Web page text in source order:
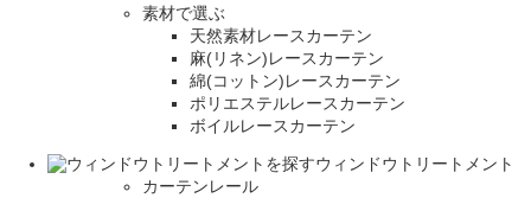
素材で選ぶ
天然素材レースカーテン
麻(リネン)レースカーテン
綿(コットン)レースカーテン
ポリエステルレースカーテン
ボイルレースカーテン
ウィンドウトリートメント
カーテンレール